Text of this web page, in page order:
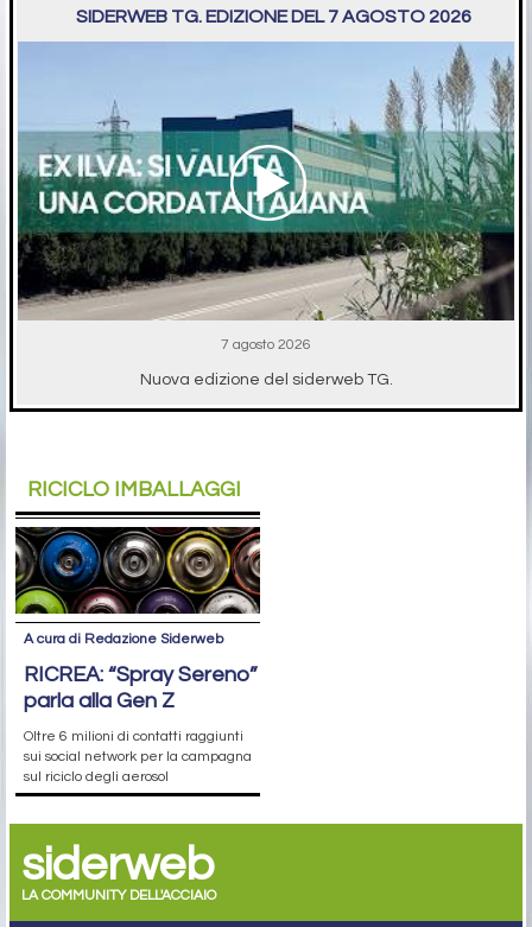
SIDERWEB TG. EDIZIONE DEL 7 AGOSTO 2026
7 agosto 2026
Nuova edizione del siderweb TG.
RICICLO IMBALLAGGI
A cura di Redazione Siderweb
RICREA: “Spray Sereno”
parla alla Gen Z
Oltre 6 milioni di contatti raggiunti
sui social network per la campagna
sul riciclo degli aerosol
siderweb
LA COMMUNITY DELL'ACCIAIO